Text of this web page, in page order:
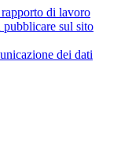
di lavoro
pubblicare sul sito
dei dati